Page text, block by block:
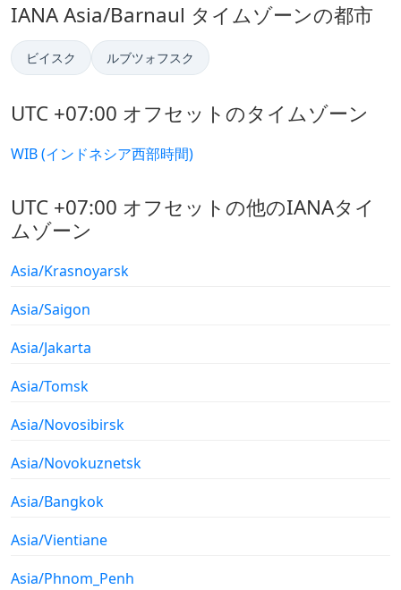
IANA Asia/Barnaul タイムゾーンの都市
ビイスク ルブツォフスク
UTC +07:00 オフセットのタイムゾーン
WIB (インドネシア西部時間)
UTC +07:00 オフセットの他のIANAタイ
ムゾーン
Asia/Krasnoyarsk
Asia/Saigon
Asia/Jakarta
Asia/Tomsk
Asia/Novosibirsk
Asia/Novokuznetsk
Asia/Bangkok
Asia/Vientiane
Asia/Phnom_Penh